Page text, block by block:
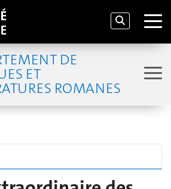
DE
ET
ROMANES